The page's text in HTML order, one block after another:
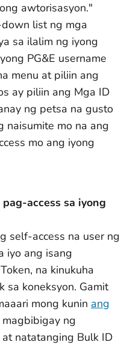
awtorisasyon."
list ng mga
sa ilalim ng iyong
PG&E username
menu at piliin ang
ay piliin ang Mga ID
ng petsa na gusto
naisumite mo na ang
mo ang iyong
access sa iyong
self-access na user ng
iyo ang isang
na kinukuha
sa koneksyon. Gamit
mong kunin ang
magbibigay ng
natatanging Bulk ID